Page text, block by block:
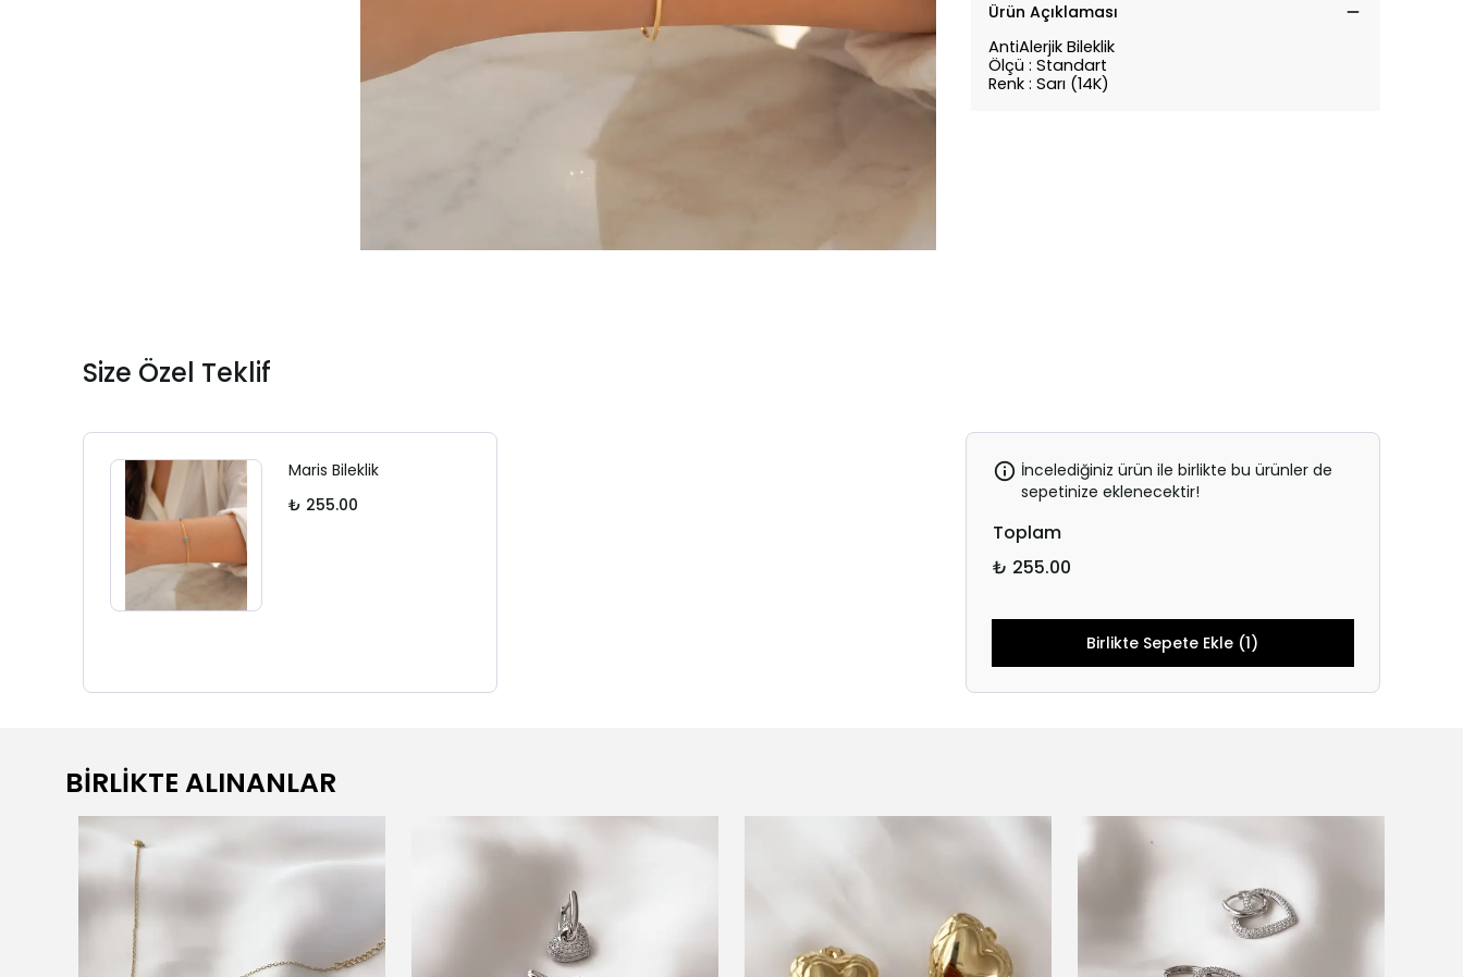
Ürün Açıklaması
AntiAlerjik Bileklik
Ölçü : Standart
Renk : Sarı (14K)
Size Özel Teklif
Maris Bileklik
₺ 255.00
İncelediğiniz ürün ile birlikte bu ürünler de
sepetinize eklenecektir!
Toplam
₺ 255.00
Birlikte Sepete Ekle (1)
BİRLİKTE ALINANLAR